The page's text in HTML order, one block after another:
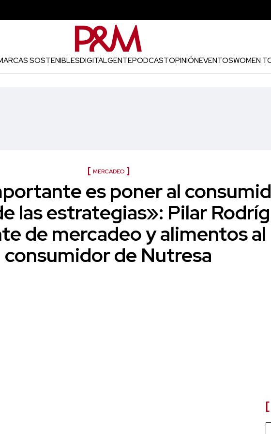
SOSTENIBLESDIGITALGENTEPODCASTOPINIÓNEVENTOSWOMEN
MERCADEO
es poner al
las estrategias»: Pilar
de mercadeo y alimentos al
consumidor de Nutresa